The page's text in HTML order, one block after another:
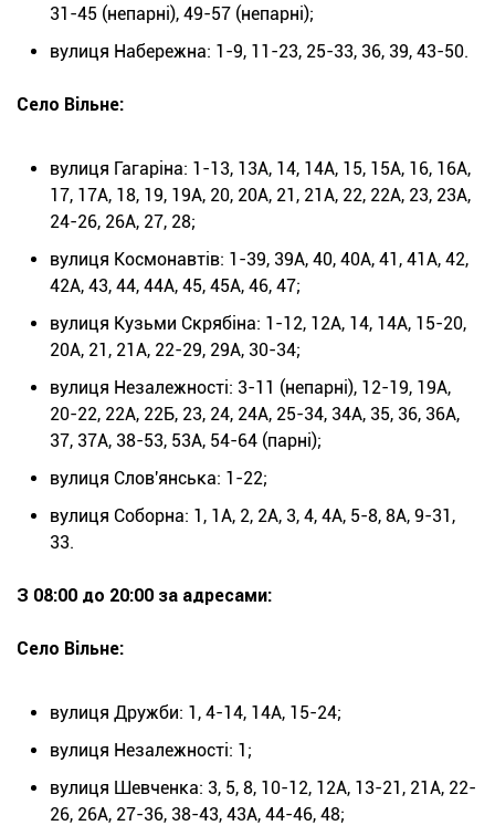
31-45 (непарні), 49-57 (непарні);
вулиця Набережна: 1-9, 11-23, 25-33, 36, 39, 43-50.
Село Вільне:
вулиця Гагаріна: 1-13, 13А, 14, 14А, 15, 15А, 16, 16А,
17, 17А, 18, 19, 19А, 20, 20А, 21, 21А, 22, 22А, 23, 23А,
24-26, 26А, 27, 28;
вулиця Космонавтів: 1-39, 39А, 40, 40А, 41, 41А, 42,
42А, 43, 44, 44А, 45, 45А, 46, 47;
вулиця Кузьми Скрябіна: 1-12, 12А, 14, 14А, 15-20,
20А, 21, 21А, 22-29, 29А, 30-34;
вулиця Незалежності: 3-11 (непарні), 12-19, 19А,
20-22, 22А, 22Б, 23, 24, 24А, 25-34, 34А, 35, 36, 36А,
37, 37А, 38-53, 53А, 54-64 (парні);
вулиця Слов'янська: 1-22;
вулиця Соборна: 1, 1А, 2, 2А, 3, 4, 4А, 5-8, 8А, 9-31,
33.
З 08:00 до 20:00 за адресами:
Село Вільне:
вулиця Дружби: 1, 4-14, 14А, 15-24;
вулиця Незалежності: 1;
вулиця Шевченка: 3, 5, 8, 10-12, 12А, 13-21, 21А, 22-
26, 26А, 27-36, 38-43, 43А, 44-46, 48;